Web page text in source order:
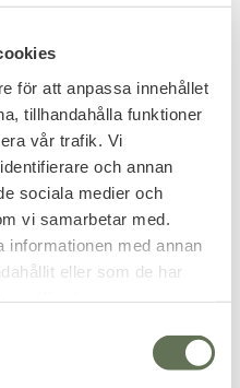
för att anpassa innehållet
tillhandahålla funktioner
vår trafik. Vi
och annan
sociala medier och
vi samarbetar med.
informationen med annan
eller som de har
Under Armour Blitzing
3.0 Keps
Tredje generationen av den
högkvalitativa klassisk kepsen.
249